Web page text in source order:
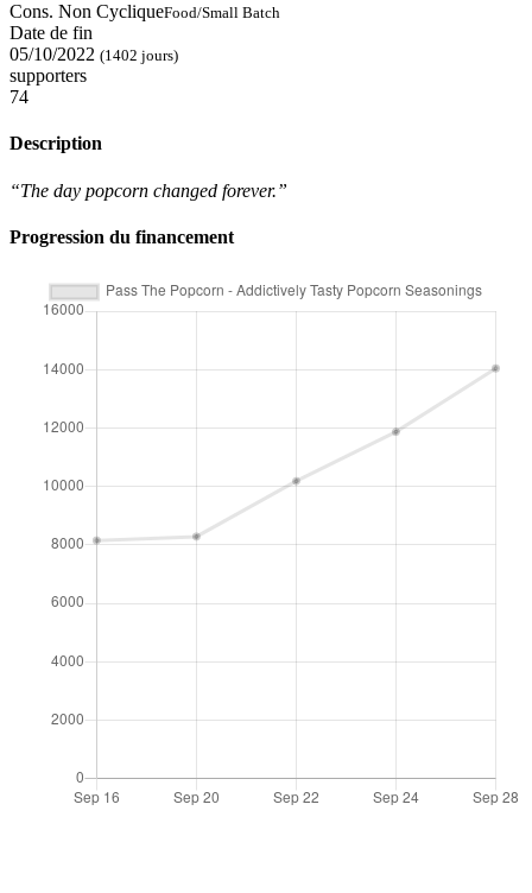
Cons. Non CycliqueFood/Small Batch
Date de fin
05/10/2022 (1402 jours)
supporters
74
Description
“The day popcorn changed forever.”
Progression du financement